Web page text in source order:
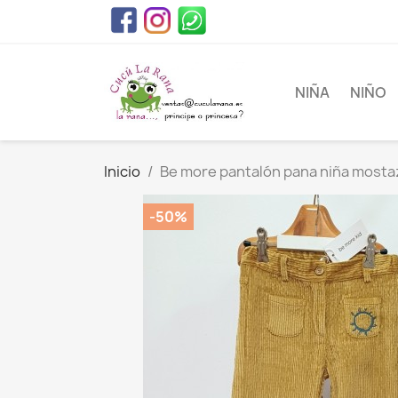
NIÑA NIÑO
Inicio Be more pantalón pana niña
-50%